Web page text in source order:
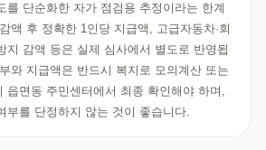
를 단순화한 자가 점검용 추정이라는 한계
액 후 정확한 1인당 지급액, 고급자동차·회
지 감액 등은 실제 심사에서 별도로 반영됩
와 지급액은 반드시 복지로 모의계산 또는
읍면동 주민센터에서 최종 확인해야 하며,
부를 단정하지 않는 것이 좋습니다.